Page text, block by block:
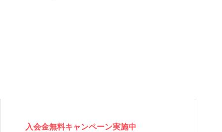
入会金無料キャンペーン実施中